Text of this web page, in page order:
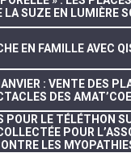
LA SUZE EN LUMIÈRE
EN FAMILLE AVEC
: VENTE DES
DES
POUR LE TÉLÉTHON
POUR
LES